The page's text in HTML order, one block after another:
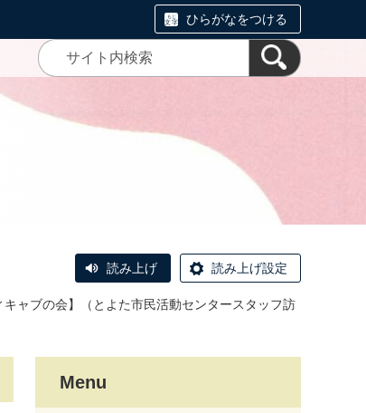
ひらがなをつける
読み上げ 読み上げ設定
キャブの会】（とよた市民活動センタースタッフ訪
Menu